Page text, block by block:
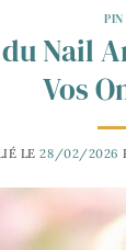
PIN
Nail
Vos
LE28/02/2026